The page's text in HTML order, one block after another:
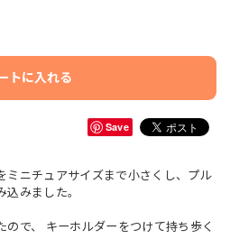
トに入れる
Save
ミニチュアサイズまで小さくし、プル
みました。
ので、 キーホルダーをつけて持ち歩く